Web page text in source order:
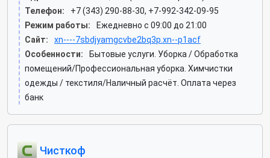
Телефон:
+7 (343) 290-88-30, +7-992-342-09-95
Режим работы:
Ежедневно с 09:00 до 21:00
Сайт:
xn----7sbdjyamgcvbe2bq3p.xn--p1acf
Особенности:
Бытовые услуги. Уборка / Обработка
помещений/Профессиональная уборка. Химчистки
одежды / текстиля/Наличный расчёт. Оплата через
банк
Чисткоф